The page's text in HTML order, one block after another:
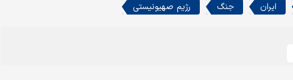
ایران جنگ رژیم صهیونیستی